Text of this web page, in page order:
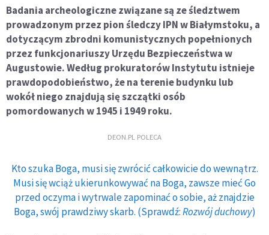
Badania archeologiczne związane są ze śledztwem
prowadzonym przez pion śledczy IPN w Białymstoku, a
dotyczącym zbrodni komunistycznych popełnionych
przez funkcjonariuszy Urzędu Bezpieczeństwa w
Augustowie. Według prokuratorów Instytutu istnieje
prawdopodobieństwo, że na terenie budynku lub
wokół niego znajdują się szczątki osób
pomordowanych w 1945 i 1949 roku.
DEON.PL POLECA
Kto szuka Boga, musi się zwrócić całkowicie do wewnątrz.
Musi się wciąż ukierunkowywać na Boga, zawsze mieć Go
przed oczyma i wytrwale zapominać o sobie, aż znajdzie
Boga, swój prawdziwy skarb. (Sprawdź:Rozwój duchowy)